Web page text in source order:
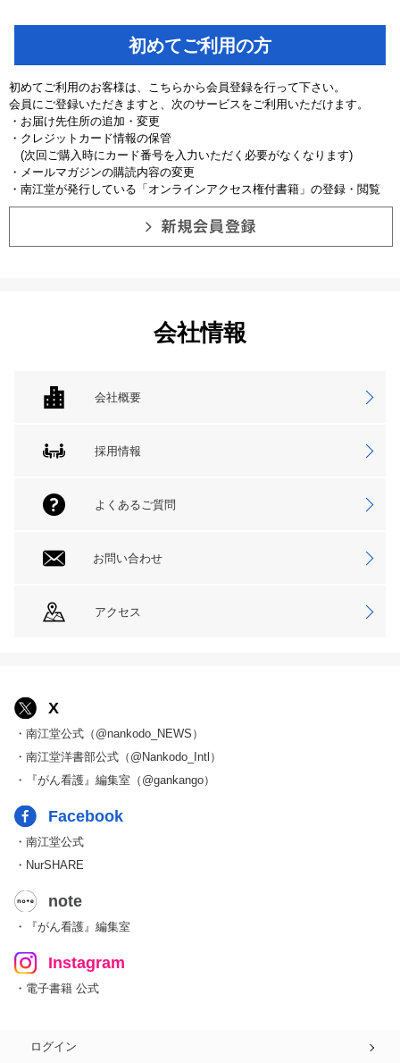
初めてご利用の方
初めてご利用のお客様は、こちらから会員登録を行って下さい。
会員にご登録いただきますと、次のサービスをご利用いただけます。
・お届け先住所の追加・変更
・クレジットカード情報の保管
(次回ご購入時にカード番号を入力いただく必要がなくなります)
・メールマガジンの購読内容の変更
・南江堂が発行している「オンラインアクセス権付書籍」の登録・閲覧
会社情報
会社概要
採用情報
よくあるご質問
お問い合わせ
アクセス
X
・南江堂公式（@nankodo_NEWS）
・南江堂洋書部公式（@Nankodo_Intl）
・『がん看護』編集室（@gankango）
Facebook
・南江堂公式
・NurSHARE
note
・『がん看護』編集室
Instagram
・電子書籍 公式
ログイン